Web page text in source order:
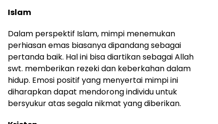
Islam
Dalam perspektif Islam, mimpi menemukan
perhiasan emas biasanya dipandang sebagai
pertanda baik. Hal ini bisa diartikan sebagai Allah
swt. memberikan rezeki dan keberkahan dalam
hidup. Emosi positif yang menyertai mimpi ini
diharapkan dapat mendorong individu untuk
bersyukur atas segala nikmat yang diberikan.